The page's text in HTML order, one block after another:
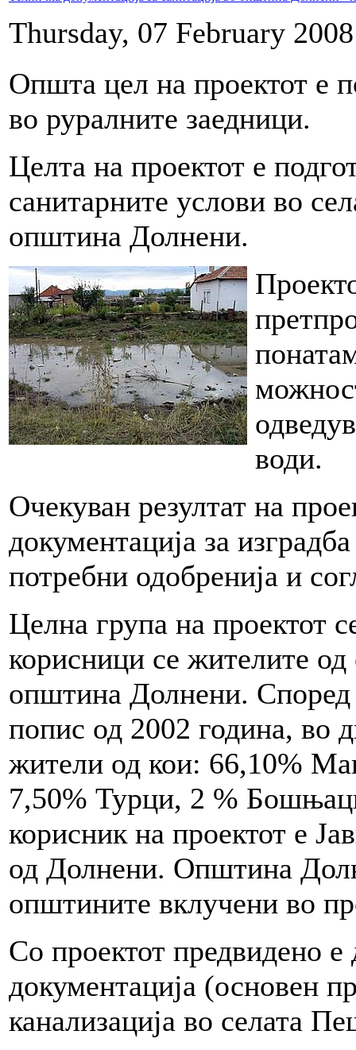
Thursday, 07 February
Општа цел на проектот е
во руралните заедници.
Целта на проектот е
санитарните услови во
општина Долнени.
води.
Очекуван резултат на
документација за
потребни одобренија и
Целна група на проектот
корисници се жителите
општина Долнени. Според
попис од 2002 година, во
жители од кои: 66,10%
7,50% Турци, 2 %
корисник на проектот е
од Долнени. Општина
општините вклучени во
Со проектот предвидено е
документација (основен
канализација во селата